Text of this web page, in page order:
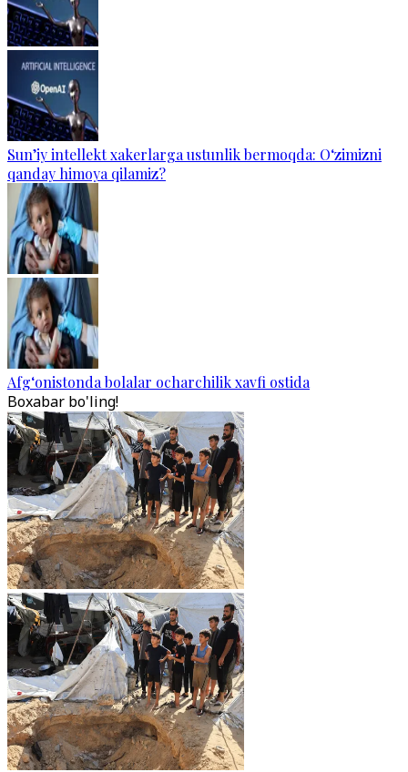
Sun’iy intellekt xakerlarga ustunlik bermoqda: O‘zimizni
qanday himoya qilamiz?
Afg‘onistonda bolalar ocharchilik xavfi ostida
Boxabar bo'ling!